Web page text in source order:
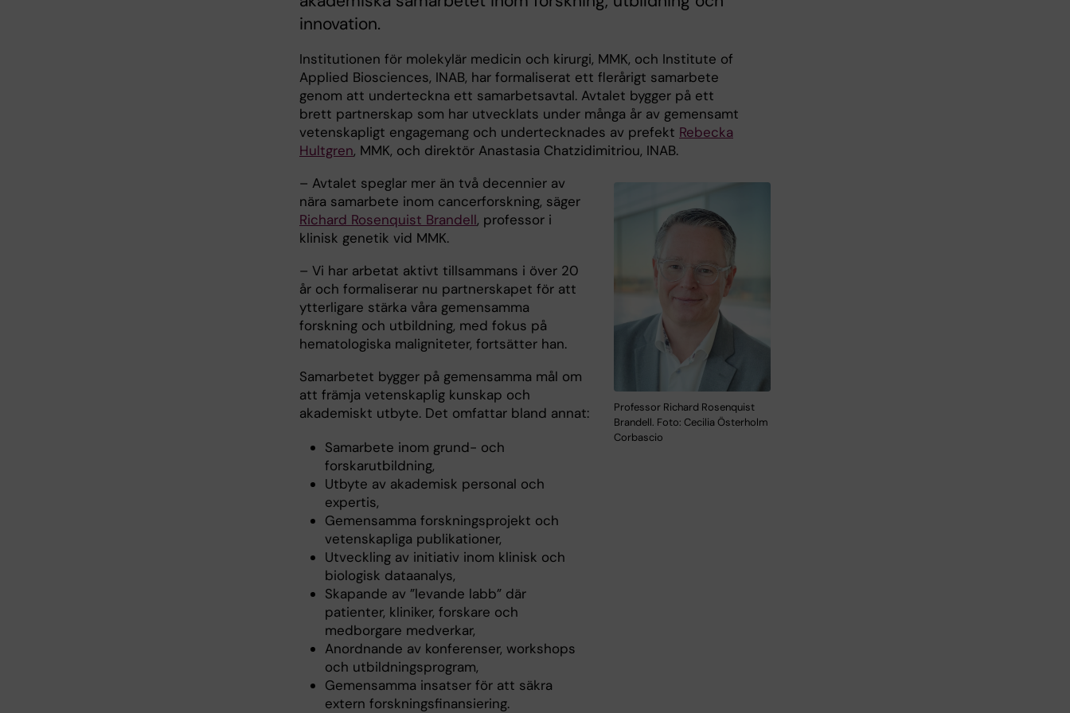
innovation.
Institutionen för molekylär medicin och kirurgi, MMK, och Institute of
Applied Biosciences, INAB, har formaliserat ett flerårigt samarbete
genom att underteckna ett samarbetsavtal. Avtalet bygger på ett
brett partnerskap som har utvecklats under många år av gemensamt
vetenskapligt engagemang och undertecknades av prefekt Rebecka
Hultgren, MMK, och direktör Anastasia Chatzidimitriou, INAB.
Professor Richard Rosenquist
Brandell. Foto: Cecilia Österholm
Corbascio
– Avtalet speglar mer än två decennier av
nära samarbete inom cancerforskning, säger
Richard Rosenquist Brandell, professor i
klinisk genetik vid MMK.
– Vi har arbetat aktivt tillsammans i över 20
år och formaliserar nu partnerskapet för att
ytterligare stärka våra gemensamma
forskning och utbildning, med fokus på
hematologiska maligniteter, fortsätter han.
Samarbetet bygger på gemensamma mål om
att främja vetenskaplig kunskap och
akademiskt utbyte. Det omfattar bland annat:
Samarbete inom grund- och
forskarutbildning,
Utbyte av akademisk personal och
expertis,
Gemensamma forskningsprojekt och
vetenskapliga publikationer,
Utveckling av initiativ inom klinisk och
biologisk dataanalys,
Skapande av ”levande labb” där
patienter, kliniker, forskare och
medborgare medverkar,
Anordnande av konferenser, workshops
och utbildningsprogram,
Gemensamma insatser för att säkra
extern forskningsfinansiering.